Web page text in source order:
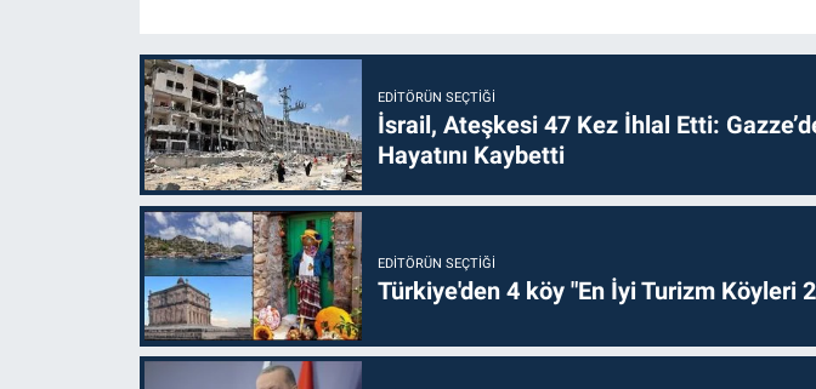
EDITÖRÜN SEÇTIĞI
İsrail, Ateşkesi 47 Kez İhlal Etti:
Hayatını Kaybetti
EDITÖRÜN SEÇTIĞI
Türkiye'den 4 köy "En İyi Turizm Köyleri